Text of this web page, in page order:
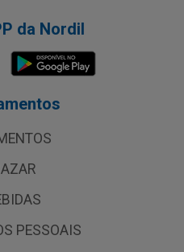
da Nordil
PESSOAIS